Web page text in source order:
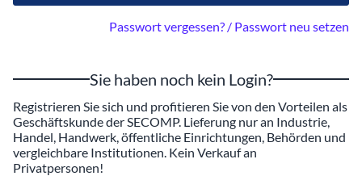
Passwort vergessen? / Passwort neu setzen
Sie haben noch kein Login?
Registrieren Sie sich und profitieren Sie von den Vorteilen als
Geschäftskunde der SECOMP. Lieferung nur an Industrie,
Handel, Handwerk, öffentliche Einrichtungen, Behörden und
vergleichbare Institutionen. Kein Verkauf an
Privatpersonen!